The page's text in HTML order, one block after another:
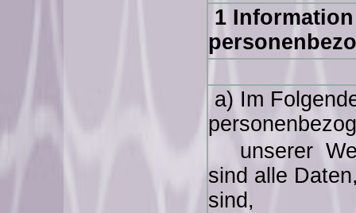
1
a) Im
unserer
sind alle
sind,